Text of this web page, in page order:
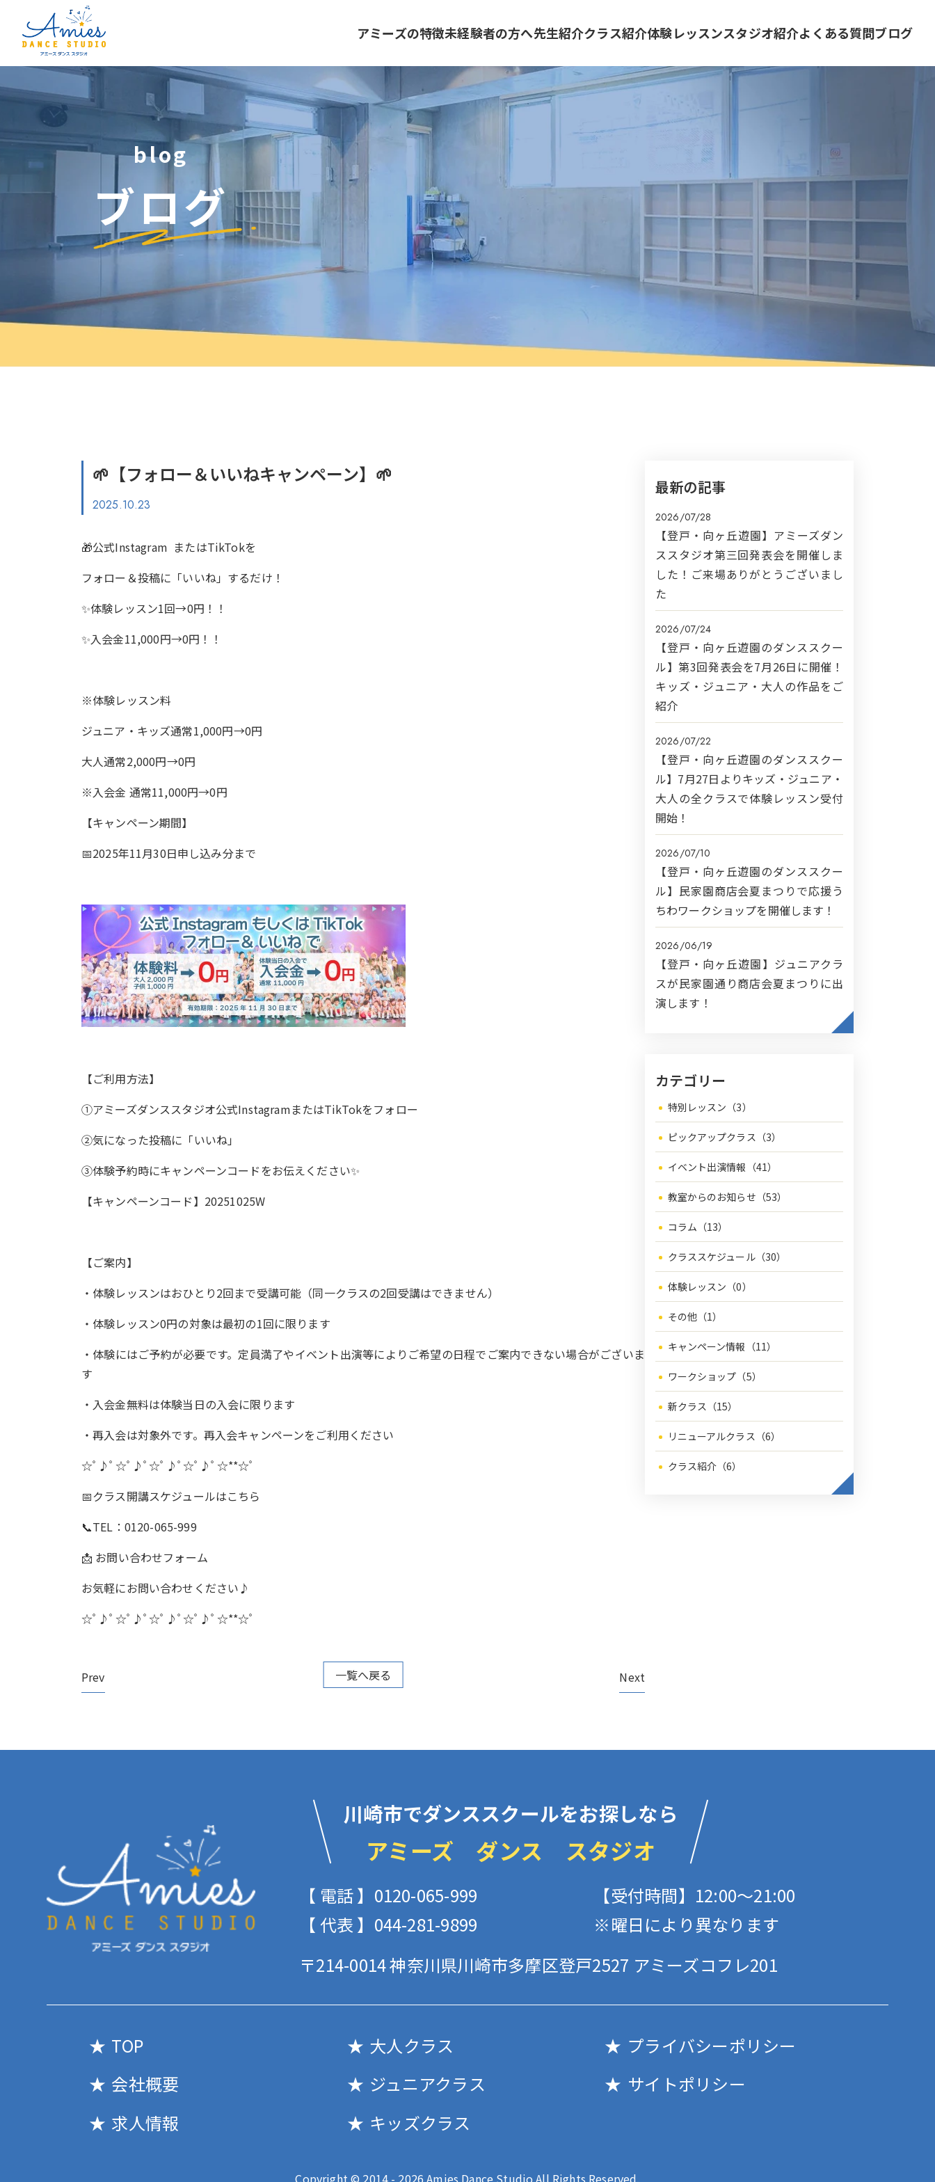
アミーズの特徴未経験者の方へ先生紹介クラス紹介体験レッスンスタジオ紹介よくある質問ブログ
blog
ブログ
🌱【フォロー＆いいねキャンペーン】🌱
2025.10.23
🎁公式Instagram またはTikTokを
フォロー＆投稿に「いいね」するだけ！
✨体験レッスン1回→0円！！
✨入会金11,000円→0円！！
※体験レッスン料
ジュニア・キッズ通常1,000円→0円
大人通常2,000円→0円
※入会金 通常11,000円→0円
【キャンペーン期間】
📅2025年11月30日申し込み分まで
【ご利用方法】
①アミーズダンススタジオ公式InstagramまたはTikTokをフォロー
②気になった投稿に「いいね」
③体験予約時にキャンペーンコードをお伝えください✨
【キャンペーンコード】20251025W
【ご案内】
・体験レッスンはおひとり2回まで受講可能（同一クラスの2回受講はできません）
・体験レッスン0円の対象は最初の1回に限ります
・体験にはご予約が必要です。定員満了やイベント出演等によりご希望の日程でご案内できない場合がございま
す
・入会金無料は体験当日の入会に限ります
・再入会は対象外です。再入会キャンペーンをご利用ください
☆ﾟ♪ﾟ☆ﾟ♪ﾟ☆ﾟ♪ﾟ☆ﾟ♪ﾟ ☆**☆ﾟ
📅クラス開講スケジュールはこちら
📞TEL：0120-065-999
📩 お問い合わせフォーム
お気軽にお問い合わせください♪
☆ﾟ♪ﾟ☆ﾟ♪ﾟ☆ﾟ♪ﾟ☆ﾟ♪ﾟ ☆**☆ﾟ
Prev 一覧へ戻る Next
最新の記事
2026/07/28
【登戸・向ヶ丘遊園】アミーズダン
ススタジオ第三回発表会を開催しま
した！ご来場ありがとうございまし
た
2026/07/24
【登戸・向ヶ丘遊園のダンススクー
ル】第3回発表会を7月26日に開催！
キッズ・ジュニア・大人の作品をご
紹介
2026/07/22
【登戸・向ヶ丘遊園のダンススクー
ル】7月27日よりキッズ・ジュニア・
大人の全クラスで体験レッスン受付
開始！
2026/07/10
【登戸・向ヶ丘遊園のダンススクー
ル】民家園商店会夏まつりで応援う
ちわワークショップを開催します！
2026/06/19
【登戸・向ヶ丘遊園】ジュニアクラ
スが民家園通り商店会夏まつりに出
演します！
カテゴリー
特別レッスン（3）
ピックアップクラス（3）
イベント出演情報（41）
教室からのお知らせ（53）
コラム（13）
クラススケジュール（30）
体験レッスン（0）
その他（1）
キャンペーン情報（11）
ワークショップ（5）
新クラス（15）
リニューアルクラス（6）
クラス紹介（6）
川崎市でダンススクールをお探しなら
アミーズ ダンス スタジオ
【 電話 】0120-065-999
【 代表 】044-281-9899
【受付時間】12:00〜21:00
※曜日により異なります
〒214-0014神奈川県川崎市多摩区登戸2527 アミーズコフレ201
TOP
会社概要
求人情報
大人クラス
ジュニアクラス
キッズクラス
プライバシーポリシー
サイトポリシー
Copyright © 2014 - 2026 Amies Dance Studio All Rights Reserved.